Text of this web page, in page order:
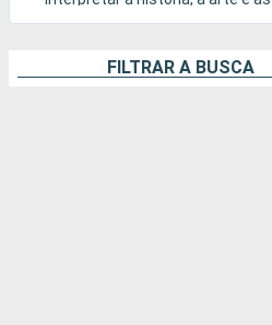
FILTRAR A BUSCA